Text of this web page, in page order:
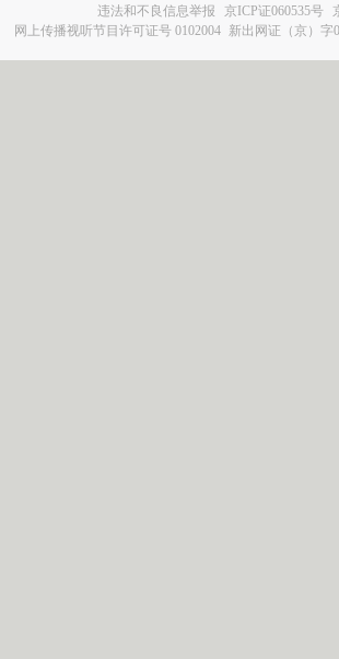
违法和不良信息举报
京ICP证060535号
网上传播视听节目许可证号 0102004 新出网证（京）